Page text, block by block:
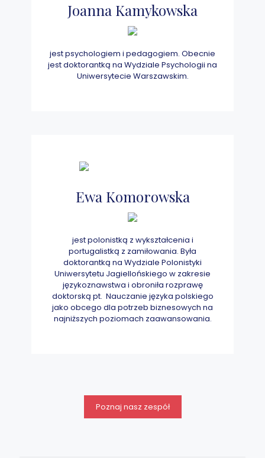
Joanna Kamykowska
jest psychologiem i pedagogiem. Obecnie
jest doktorantką na Wydziale Psychologii na
Uniwersytecie Warszawskim.
Ewa Komorowska
jest polonistką z wykształcenia i
portugalistką z zamiłowania. Była
doktorantką na Wydziale Polonistyki
Uniwersytetu Jagiellońskiego w zakresie
językoznawstwa i obroniła rozprawę
doktorską pt. ​ Nauczanie języka polskiego
jako obcego dla potrzeb biznesowych na
najniższych poziomach zaawansowania.
Poznaj nasz zespół